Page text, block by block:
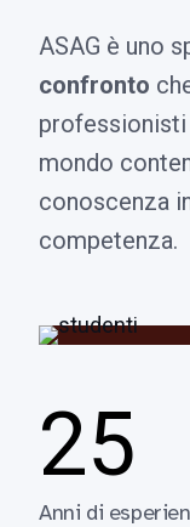
ASAG è uno
confronto
mondo
conoscenza
competenza.
25
Anni di